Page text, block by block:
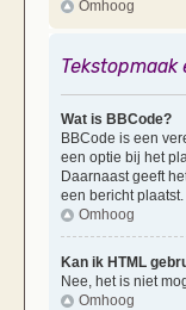
Omhoog
Wat is BBCode?
BBCode is een
een optie bij het
Daarnaast geeft
een bericht plaatst.
Omhoog
Kan ik HTML
Nee, het is niet
Omhoog